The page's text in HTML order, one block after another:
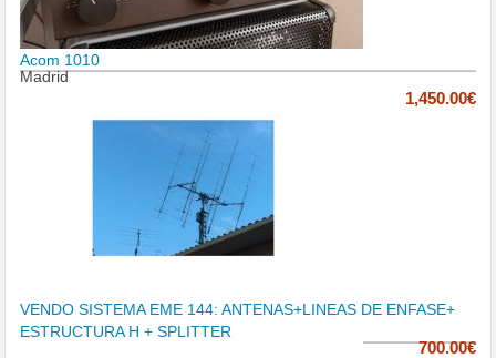
Acom 1010
Madrid
1,450.00€
VENDO SISTEMA EME 144: ANTENAS+LINEAS DE ENFASE+
ESTRUCTURA H + SPLITTER
700.00€